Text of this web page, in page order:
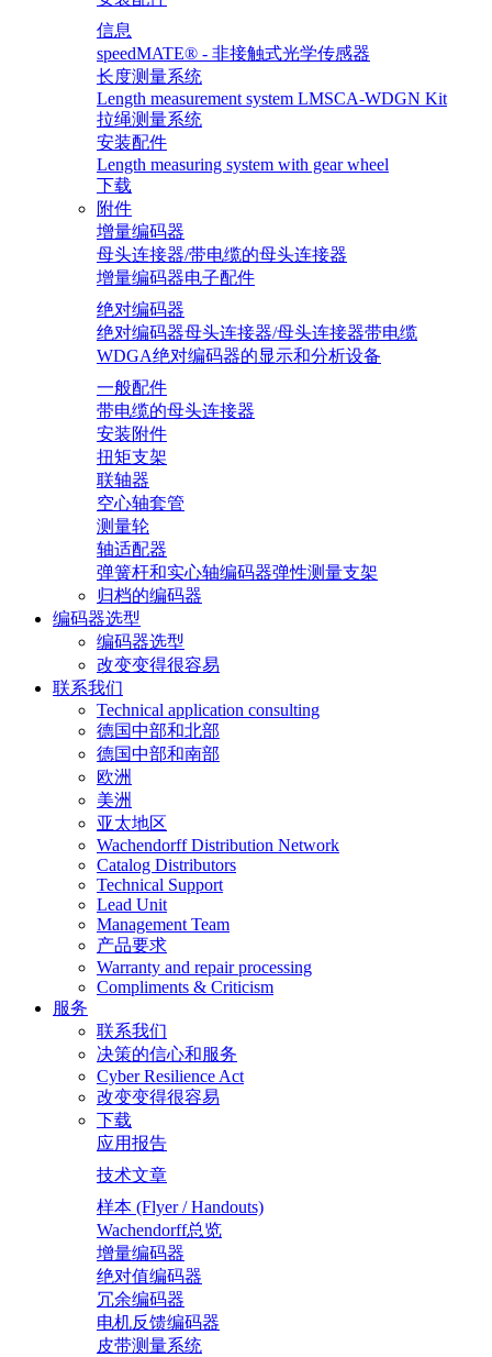
信息
speedMATE® - 非接触式光学传感器
长度测量系统
Length measurement system LMSCA-WDGN Kit
拉绳测量系统
安装配件
Length measuring system with gear wheel
下载
附件
增量编码器
母头连接器/带电缆的母头连接器
增量编码器电子配件
绝对编码器
绝对编码器母头连接器/母头连接器带电缆
WDGA绝对编码器的显示和分析设备
一般配件
带电缆的母头连接器
安装附件
扭矩支架
联轴器
空心轴套管
测量轮
轴适配器
弹簧杆和实心轴编码器弹性测量支架
归档的编码器
编码器选型
编码器选型
改变变得很容易
联系我们
Technical application consulting
德国中部和北部
德国中部和南部
欧洲
美洲
亚太地区
Wachendorff Distribution Network
Catalog Distributors
Technical Support
Lead Unit
Management Team
产品要求
Warranty and repair processing
Compliments & Criticism
服务
联系我们
决策的信心和服务
Cyber Resilience Act
改变变得很容易
下载
应用报告
技术文章
样本 (Flyer / Handouts)
Wachendorff总览
增量编码器
绝对值编码器
冗余编码器
电机反馈编码器
皮带测量系统